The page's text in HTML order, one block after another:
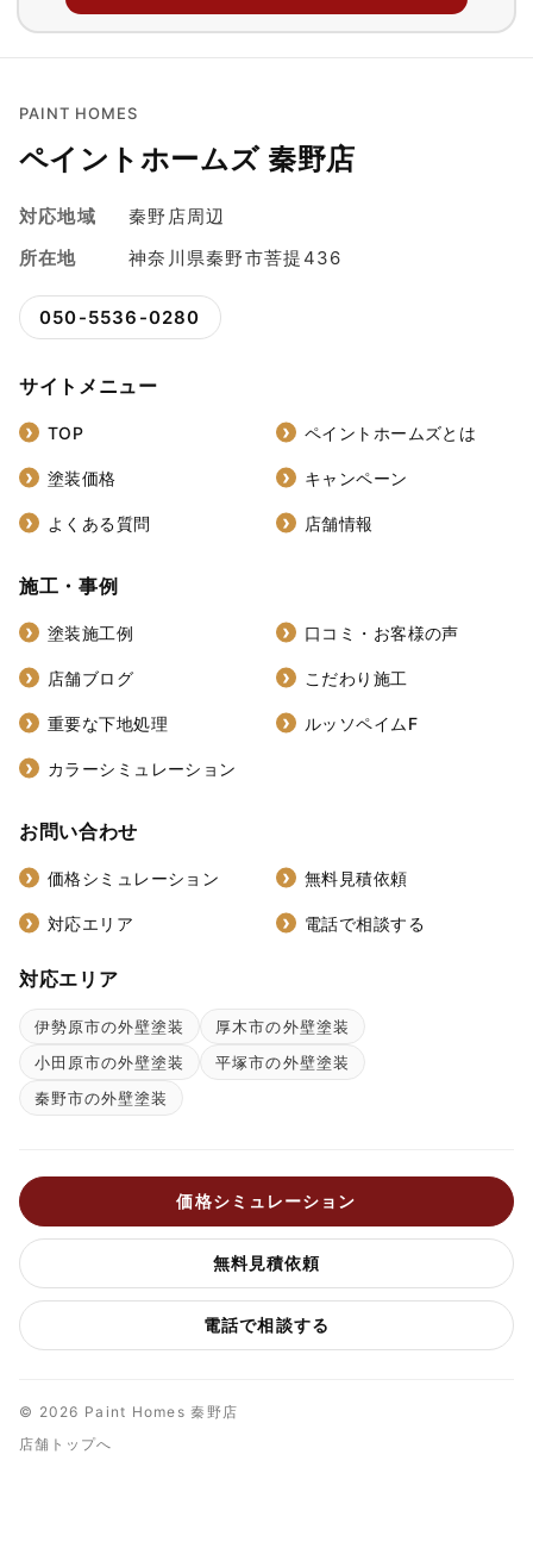
PAINT HOMES
ペイントホームズ 秦野店
対応地域
秦野店周辺
所在地
神奈川県秦野市菩提436
050-5536-0280
サイトメニュー
TOP ペイントホームズとは
塗装価格 キャンペーン
よくある質問 店舗情報
施工・事例
塗装施工例 口コミ・お客様の声
店舗ブログ こだわり施工
重要な下地処理 ルッソペイムF
カラーシミュレーション
お問い合わせ
価格シミュレーション 無料見積依頼
対応エリア 電話で相談する
対応エリア
伊勢原市の外壁塗装
厚木市の外壁塗装
小田原市の外壁塗装
平塚市の外壁塗装
秦野市の外壁塗装
価格シミュレーション
無料見積依頼
電話で相談する
© 2026 Paint Homes 秦野店
店舗トップへ